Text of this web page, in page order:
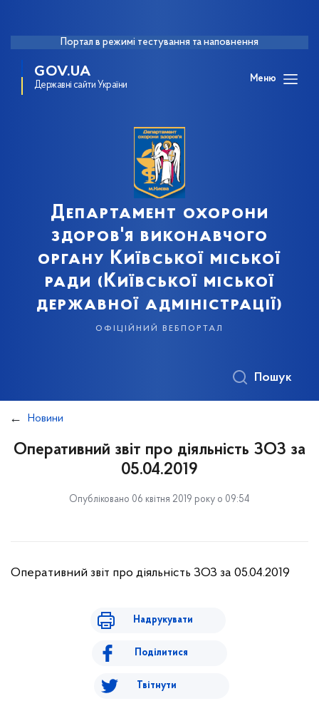
Портал в режимі тестування та наповнення
GOV.UA
Державні сайти України
Меню
Департамент охорони
здоров'я виконавчого
органу Київської міської
ради (Київської міської
державної адміністрації)
офіційний вебпортал
Пошук
Новини
Оперативний звіт про діяльність ЗОЗ за
05.04.2019
Опубліковано 06 квітня 2019 року о 09:54
Оперативний звіт про діяльність ЗОЗ за 05.04.2019
Надрукувати
Поділитися
Твітнути